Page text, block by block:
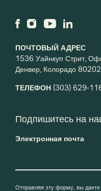
ПОЧТОВЫЙ АДРЕС
1536 Уайнкуп Стрит,
Денвер, Колорадо 80202
ТЕЛЕФОН (303) 629-
Подпишитесь на
Электронная почта
Отправляя эту форму, вы даете